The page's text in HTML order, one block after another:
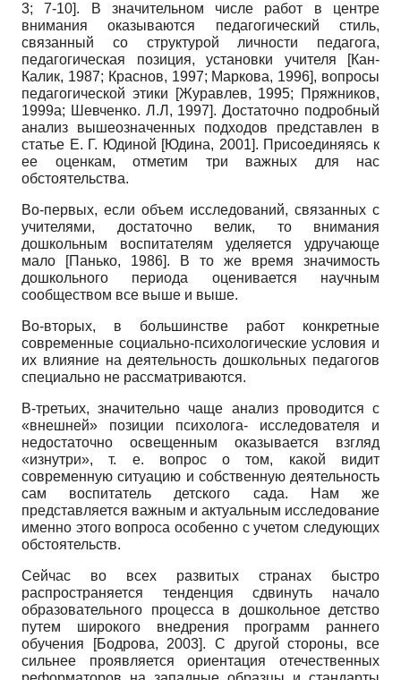
3; 7-10]. В значительном числе работ в центре
внимания оказываются педагогический стиль,
связанный со структурой личности педагога,
педагогическая позиция, установки учителя
[Кан-
Калик, 1987; Краснов, 1997; Маркова, 1996], вопросы
педагогической этики
[Журавлев, 1995;
Пряжников,
1999а; Шевченко. Л.Л, 1997]. Достаточно подробный
анализ вышеозначенных подходов представлен в
статье Е. Г. Юдиной [Юдина, 2001]. Присоединяясь к
ее оценкам, отметим три важных для нас
обстоятельства.
Во-первых, если объем исследований, связанных с
учителями, достаточно велик, то внимания
дошкольным воспитателям уделяется удручающе
мало
[Панько, 1986]. В то же время значимость
дошкольного периода оценивается научным
сообществом все выше и выше.
Во-вторых, в большинстве работ конкретные
современные социально-психологические условия и
их влияние на деятельность дошкольных педагогов
специально не рассматриваются.
В-третьих, значительно чаще анализ проводится с
«внешней» позиции психолога- исследователя и
недостаточно освещенным оказывается взгляд
«изнутри», т. е. вопрос о том, какой видит
современную ситуацию и собственную деятельность
сам воспитатель детского сада. Нам же
представляется важным и актуальным исследование
именно этого вопроса особенно с учетом следующих
обстоятельств.
Сейчас во всех развитых странах быстро
распространяется тенденция сдвинуть начало
образовательного процесса в дошкольное детство
путем широкого внедрения программ раннего
обучения
[Бодрова, 2003]. С другой стороны, все
сильнее проявляется ориентация отечественных